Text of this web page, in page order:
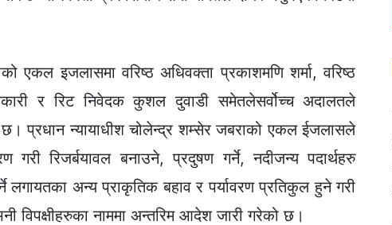
एकल इजलासमा वरिष्ठ अधिवक्ता प्रकाशमणि शर्मा, वरिष्ठ
र रिट निवेदक कुशल दुवाडी समेतलेसर्वोच्च अदालतले
प्रधान न्यायाधीश चोलेन्द्र शम्सेर जबराको एकल ईजलासले
गरी रिजर्बयावल बनाउने, प्रदुषण गर्ने, नदीजन्य पदार्थहरु
लगायतका अन्य प्राकृतिक बहाव र पर्यावरण प्रतिकुल हुने गरी
विपक्षीहरुका नाममा अन्तरिम आदेश जारी गरेको छ।